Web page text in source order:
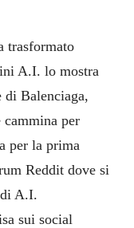
trasformato
A.I. lo mostra
Balenciaga,
cammina per
per la prima
Reddit dove si
A.I.
sui social